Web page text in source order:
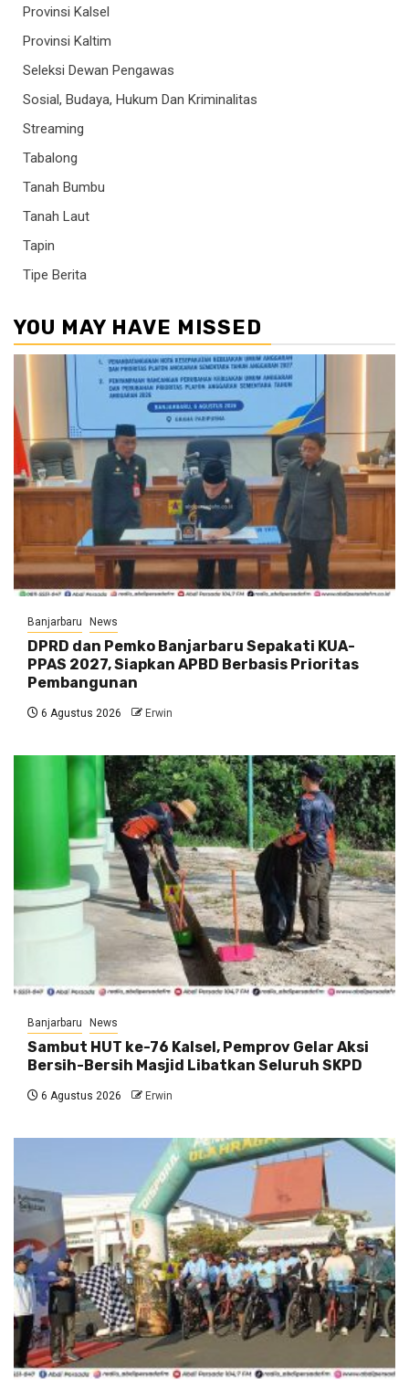
Provinsi Kalsel
Provinsi Kaltim
Seleksi Dewan Pengawas
Sosial, Budaya, Hukum Dan Kriminalitas
Streaming
Tabalong
Tanah Bumbu
Tanah Laut
Tapin
Tipe Berita
YOU MAY HAVE MISSED
Banjarbaru News
DPRD dan Pemko Banjarbaru Sepakati KUA-
PPAS 2027, Siapkan APBD Berbasis Prioritas
Pembangunan
6 Agustus 2026 Erwin
Banjarbaru News
Sambut HUT ke-76 Kalsel, Pemprov Gelar Aksi
Bersih-Bersih Masjid Libatkan Seluruh SKPD
6 Agustus 2026 Erwin